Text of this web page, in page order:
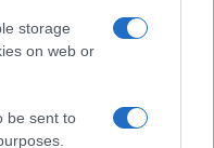
storage
on web or
be sent to